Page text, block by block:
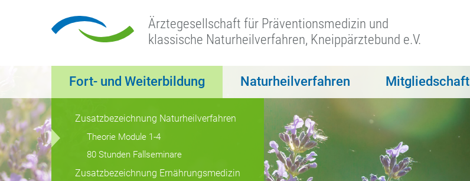
Ärztegesellschaft für Präventionsmedizin und
klassische Naturheilverfahren, Kneippärztebund e.V.
Fort- und Weiterbildung
Zusatzbezeichnung Naturheilverfahren
Theorie Module 1-4
80 Stunden Fallseminare
Zusatzbezeichnung Ernährungsmedizin
Naturheilverfahren Mitgliedschaft